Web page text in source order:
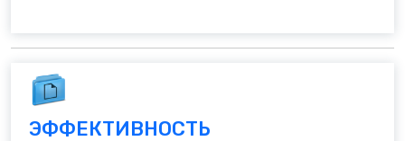
ЭФФЕКТИВНОСТЬ